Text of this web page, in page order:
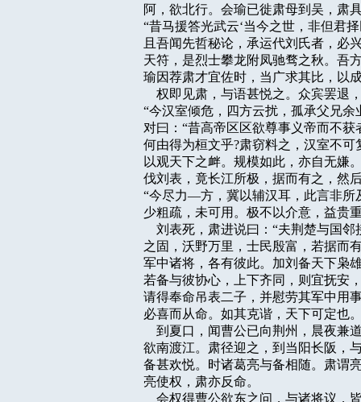
阿，欲北行。会瑜已徙肃母到吴，肃
“昔马援答光武云‘当今之世，非但君
且吾闻先哲秘论，承运代刘氏者，必
天符，是烈士攀龙附凤驰骛之秋。吾
瑜因荐肃才宜佐时，当广求其比，以
权即见肃，与语甚悦之。众宾罢
“今汉室倾危，四方云扰，孤承父兄
对曰：“昔高帝区区欲尊事义帝而不
何由得为桓文乎?肃窃料之，汉室不
以观天下之衅。规模如此，亦自无嫌
伐刘表，竟长江所极，据而有之，然
“今尽力—方，冀以辅汉耳，此言非所
少粗疏，未可用。极不以介意，益贵
刘表死，肃进说曰：“夫荆楚与国
之固，沃野万里，士民殷富，若据而
军中诸将，各有彼此。加刘备天下枭
若备与彼协心，上下齐同，则宜抚安
请得奉命吊表二子，并慰劳其军中用
必喜而从命。如其克谐，天下可定也
到夏口，闻曹公已向荆州，晨夜
欲南渡江。肃径迎之，到当阳长阪，
备甚欢悦。时诸葛亮与备相随。肃谓
亮使权，肃亦反命。
会权得曹公欲东之问，与诸将议